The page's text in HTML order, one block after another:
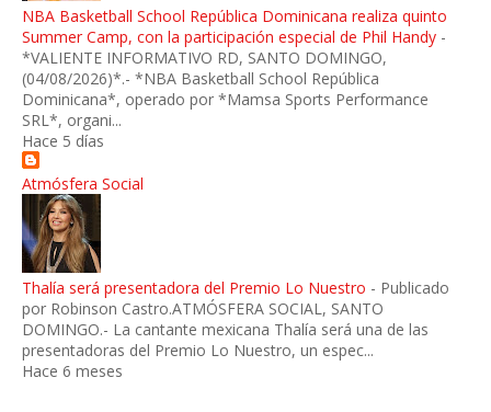
NBA Basketball School República Dominicana realiza quinto
Summer Camp, con la participación especial de Phil Handy -
*VALIENTE INFORMATIVO RD, SANTO DOMINGO,
(04/08/2026)*.- *NBA Basketball School República
Dominicana*, operado por *Mamsa Sports Performance
SRL*, organi...
Hace 5 días
Atmósfera Social
Thalía será presentadora del Premio Lo Nuestro - Publicado
por Robinson Castro.ATMÓSFERA SOCIAL, SANTO
DOMINGO.- La cantante mexicana Thalía será una de las
presentadoras del Premio Lo Nuestro, un espec...
Hace 6 meses